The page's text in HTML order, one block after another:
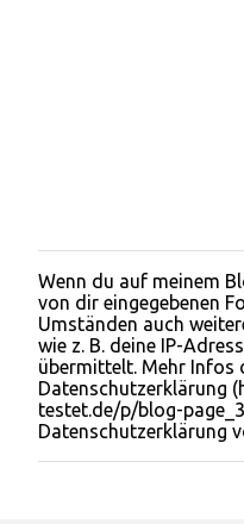
K
o
m
m
e
n
t
a
r
Wenn du auf meinem
von dir eingegebenen
Umständen auch
wie z. B. deine IP-
übermittelt. Mehr Infos
Datenschutzerklärung
testet.de/p/blog-
Datenschutzerklärung